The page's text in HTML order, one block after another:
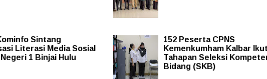
Sintang
Literasi Media Sosial
1 Binjai Hulu
152 Peserta CPNS
Kemenkumham Kalbar
Tahapan Seleksi
Bidang (SKB)